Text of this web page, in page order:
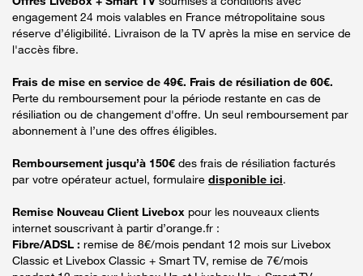
engagement 24 mois valables en France métropolitaine sous
réserve d’éligibilité. Livraison de la TV après la mise en service de
l'accès fibre.
Frais de mise en service de 49€. Frais de résiliation de 60€.
Perte du remboursement pour la période restante en cas de
résiliation ou de changement d'offre. Un seul remboursement par
abonnement à l’une des offres éligibles.
Remboursement jusqu’à 150€ des frais de résiliation facturés
par votre opérateur actuel, formulaire disponible ici.
Remise Nouveau Client Livebox pour les nouveaux clients
internet souscrivant à partir d’orange.fr :
Fibre/ADSL : remise de 8€/mois pendant 12 mois sur Livebox
Classic et Livebox Classic + Smart TV, remise de 7€/mois